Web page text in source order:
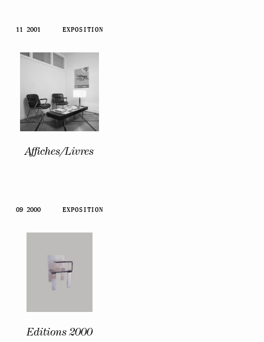
11 2001 EXPOSITION
Affiches/Livres
09 2000 EXPOSITION
Editions 2000